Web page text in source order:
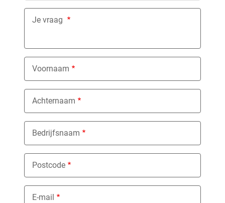
Je vraag
Voornaam
Achternaam
Bedrijfsnaam
Postcode
E-mail